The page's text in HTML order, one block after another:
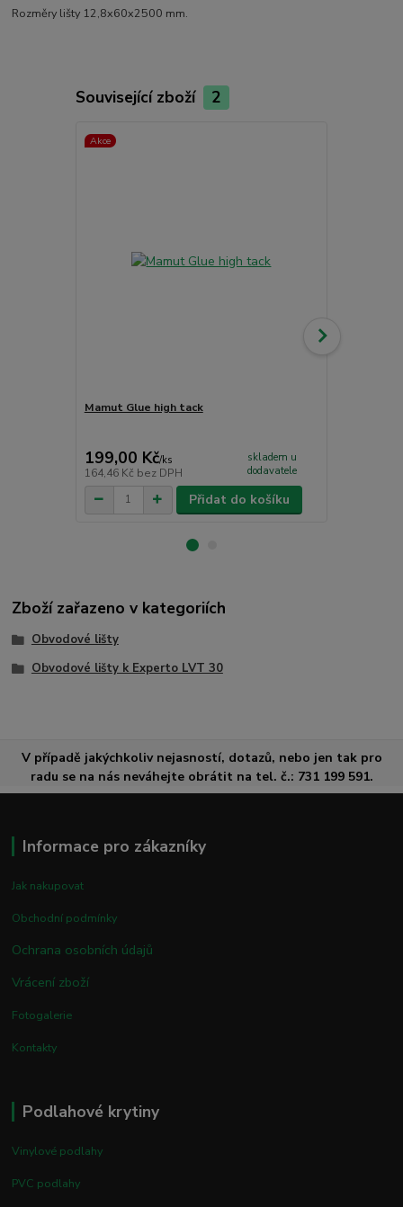
Rozměry lišty 12,8x60x2500 mm.
Související zboží 2
Akce
Mamut Glue high tack
199,00 Kč/ks
164,46 Kč bez DPH
skladem u
dodavatele
Přidat do košíku
Zboží zařazeno v kategoriích
Obvodové lišty
Obvodové lišty k Experto LVT 30
V případě jakýchkoliv nejasností, dotazů, nebo jen tak pro
radu se na nás neváhejte obrátit na tel. č.: 731 199 591.
Informace pro zákazníky
Jak nakupovat
Obchodní podmínky
Ochrana osobních údajů
Vrácení zboží
Fotogalerie
Kontakty
Podlahové krytiny
Vinylové podlahy
PVC podlahy